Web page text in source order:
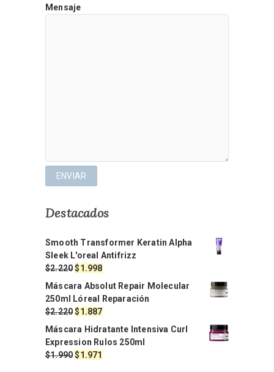
Mensaje
Destacados
Smooth Transformer Keratin Alpha
Sleek L'oreal Antifrizz
$2.220El
precio
original
era:
$2.220.
$1.998El
precio
actual
es:
$1.998.
Máscara Absolut Repair Molecular
250ml Lóreal Reparación
$2.220El
precio
original
era:
$2.220.
$1.887El
actual
es:
$1.887.
Máscara Hidratante Intensiva Curl
Expression Rulos 250ml
$1.990El
$1.971